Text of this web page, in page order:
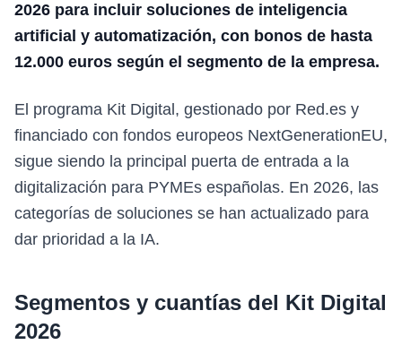
2026 para incluir soluciones de inteligencia
artificial y automatización, con bonos de hasta
12.000 euros según el segmento de la empresa.
El programa Kit Digital, gestionado por Red.es y
financiado con fondos europeos NextGenerationEU,
sigue siendo la principal puerta de entrada a la
digitalización para PYMEs españolas. En 2026, las
categorías de soluciones se han actualizado para
dar prioridad a la IA.
Segmentos y cuantías del Kit Digital
2026